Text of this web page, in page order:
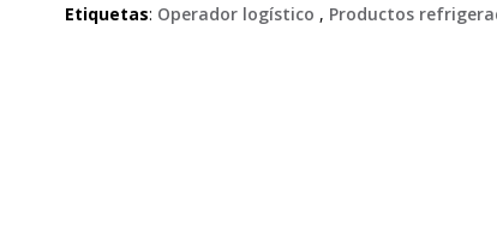
Etiquetas: Operador logístico , Productos